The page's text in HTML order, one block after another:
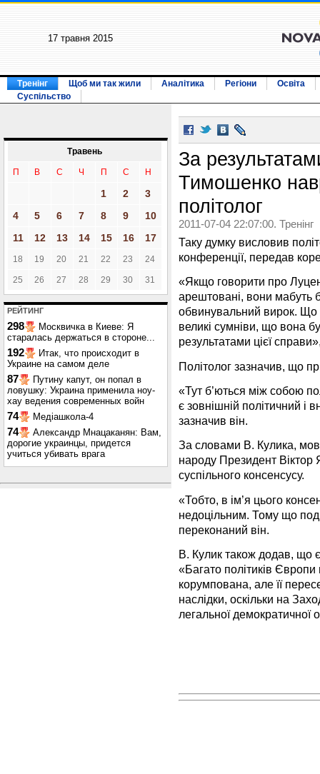
17 травня 2015
Тренінг Щоб ми так жили Аналітика Регіони
Освіта
Суспільство
Травень
П В С Ч П С Н
1 2
3
4
5 6 7 8 9
10
11
12 13 14 15 16 17
18 19 20 21 22 23 24
25 26 27 28 29 30 31
РЕЙТИНГ
298
Москвичка в Киеве: Я
старалась держаться в стороне...
192
Итак, что происходит в
Украине на самом деле
87
Путину капут, он попал в
ловушку: Украина применила ноу-
хау ведения современных войн
74 Медіашкола-4
74
Александр Мнацаканян: Вам,
дорогие украинцы, придется
учиться убивать врага
За
Тимошенко
політолог
2011-07-04 22:07:00. Тренінг
Таку думку висловив
конференції, передав
«Якщо говорити про
арештовані, вони мабуть
обвинувальний вирок. Що
великі сумніви, що вона
результатами цієї
Політолог зазначив, що
«Тут б’ються між собою
є зовнішній політичний і
зазначив він.
За словами В. Кулика,
народу Президент Віктор
суспільного консенсусу.
«Тобто, в ім’я цього
недоцільним. Тому що
переконаний він.
В. Кулик також додав, що
«Багато політиків
корумпована, але її
наслідки, оскільки на
легальної демократичної